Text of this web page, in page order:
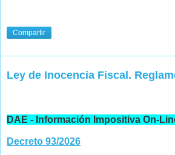
Compartir
Ley de Inocencia Fiscal.
DAE - Información Impositiva On-
Decreto 93/2026